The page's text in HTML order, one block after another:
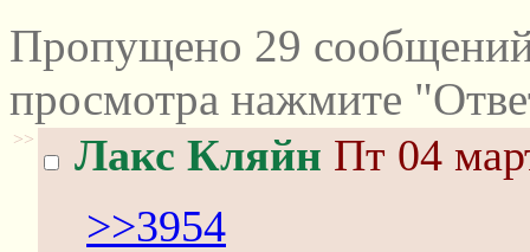
Пропущено 29
просмотра нажмите
>> Лакс Кляйн Пт 04
>>3954